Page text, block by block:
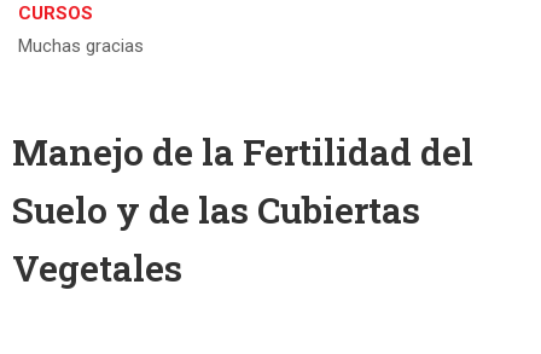
CURSOS
Muchas gracias
Manejo de la Fertilidad del
Suelo y de las Cubiertas
Vegetales